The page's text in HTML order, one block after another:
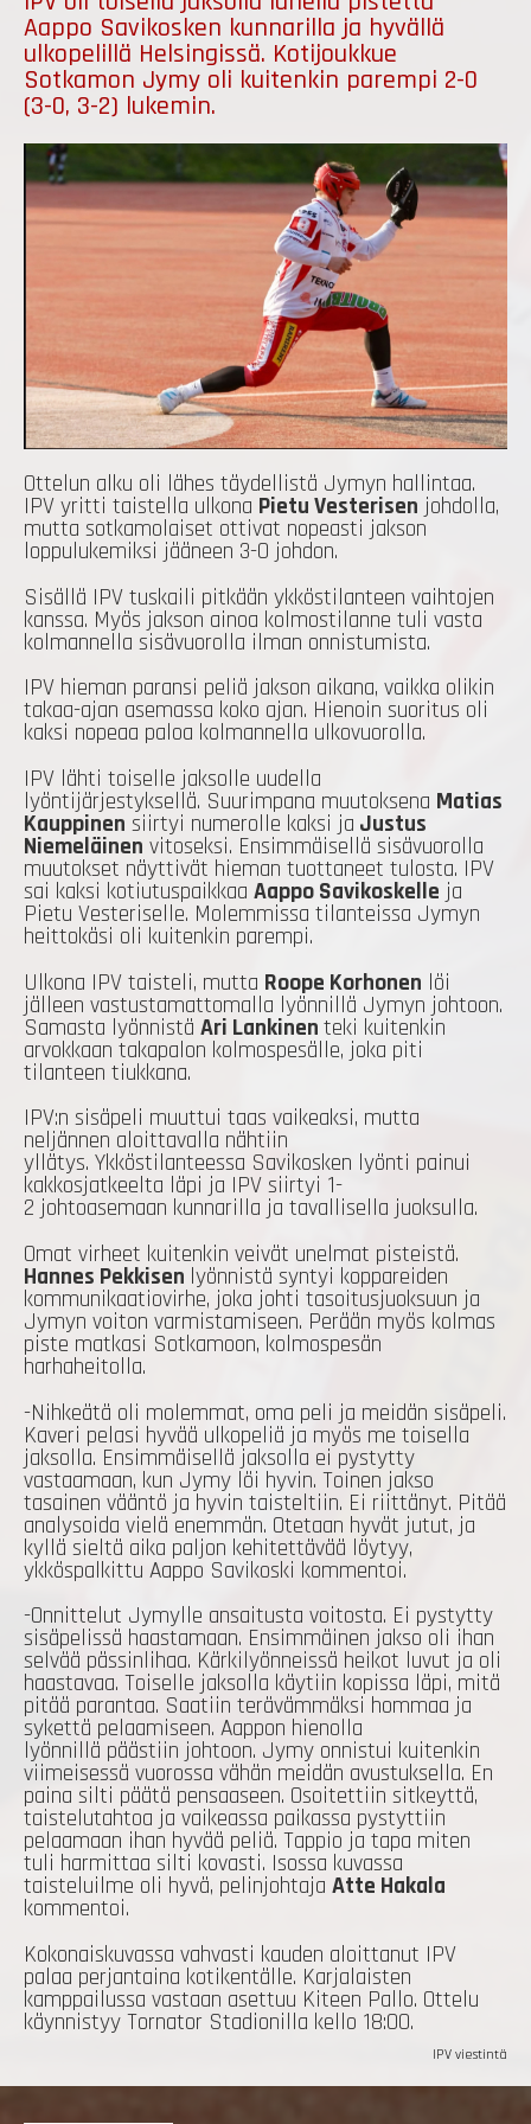
Aappo Savikosken kunnarilla ja hyvällä
ulkopelillä Helsingissä. Kotijoukkue
Sotkamon Jymy oli kuitenkin parempi 2-0
(3-0, 3-2) lukemin.
Ottelun alku oli lähes täydellistä Jymyn hallintaa.
IPV yritti taistella ulkona Pietu Vesterisen johdolla,
mutta sotkamolaiset ottivat nopeasti jakson
loppulukemiksi jääneen 3-0 johdon.
Sisällä IPV tuskaili pitkään ykköstilanteen vaihtojen
kanssa. Myös jakson ainoa kolmostilanne tuli vasta
kolmannella sisävuorolla ilman onnistumista.
IPV hieman paransi peliä jakson aikana, vaikka olikin
takaa-ajan asemassa koko ajan. Hienoin suoritus oli
kaksi nopeaa paloa kolmannella ulkovuorolla.
IPV lähti toiselle jaksolle uudella
lyöntijärjestyksellä. Suurimpana muutoksena Matias
Kauppinen siirtyi numerolle kaksi ja Justus
Niemeläinen vitoseksi. Ensimmäisellä sisävuorolla
muutokset näyttivät hieman tuottaneet tulosta. IPV
sai kaksi kotiutuspaikkaa Aappo Savikoskelle ja
Pietu Vesteriselle. Molemmissa tilanteissa Jymyn
heittokäsi oli kuitenkin parempi.
Ulkona IPV taisteli, mutta Roope Korhonen löi
jälleen vastustamattomalla lyönnillä Jymyn johtoon.
Samasta lyönnistä Ari Lankinen teki kuitenkin
arvokkaan takapalon kolmospesälle, joka piti
tilanteen tiukkana.
IPV:n sisäpeli muuttui taas vaikeaksi, mutta
neljännen aloittavalla nähtiin
yllätys. Ykköstilanteessa Savikosken lyönti painui
kakkosjatkeelta läpi ja IPV siirtyi 1-
2 johtoasemaan kunnarilla ja tavallisella juoksulla.
Omat virheet kuitenkin veivät unelmat pisteistä.
Hannes Pekkisen lyönnistä syntyi koppareiden
kommunikaatiovirhe, joka johti tasoitusjuoksuun ja
Jymyn voiton varmistamiseen. Perään myös kolmas
piste matkasi Sotkamoon, kolmospesän
harhaheitolla.
-Nihkeätä oli molemmat, oma peli ja meidän sisäpeli.
Kaveri pelasi hyvää ulkopeliä ja myös me toisella
jaksolla. Ensimmäisellä jaksolla ei pystytty
vastaamaan, kun Jymy löi hyvin. Toinen jakso
tasainen vääntö ja hyvin taisteltiin. Ei riittänyt. Pitää
analysoida vielä enemmän. Otetaan hyvät jutut, ja
kyllä sieltä aika paljon kehitettävää löytyy,
ykköspalkittu Aappo Savikoski kommentoi.
-Onnittelut Jymylle ansaitusta voitosta. Ei pystytty
sisäpelissä haastamaan. Ensimmäinen jakso oli ihan
selvää pässinlihaa. Kärkilyönneissä heikot luvut ja oli
haastavaa. Toiselle jaksolla käytiin kopissa läpi, mitä
pitää parantaa. Saatiin terävämmäksi hommaa ja
sykettä pelaamiseen. Aappon hienolla
lyönnillä päästiin johtoon. Jymy onnistui kuitenkin
viimeisessä vuorossa vähän meidän avustuksella. En
paina silti päätä pensaaseen. Osoitettiin sitkeyttä,
taistelutahtoa ja vaikeassa paikassa pystyttiin
pelaamaan ihan hyvää peliä. Tappio ja tapa miten
tuli harmittaa silti kovasti. Isossa kuvassa
taisteluilme oli hyvä, pelinjohtaja Atte Hakala
kommentoi.
Kokonaiskuvassa vahvasti kauden aloittanut IPV
palaa perjantaina kotikentälle. Karjalaisten
kamppailussa vastaan asettuu Kiteen Pallo. Ottelu
käynnistyy Tornator Stadionilla kello 18:00.
IPV viestintä